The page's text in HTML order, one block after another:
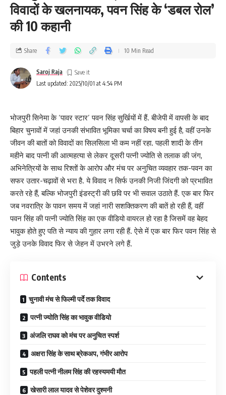
विवादों के खलनायक, पवन सिंह के ‘डबल रोल’
की 10 कहानी
Last updated: 2025/10/01 at 4:54 PM
Saroj Raja
Share 10 Min Read
भोजपुरी सिनेमा के ‘पावर स्टार’ पवन सिंह सुर्खियों में हैं. बीजेपी में वापसी के बाद
बिहार चुनावों में जहां उनकी संभावित भूमिका चर्चा का विषय बनी हुई है, वहीं उनके
जीवन की बातों को विवादों का सिलसिला भी कम नहीं रहा. पहली शादी के तीन
महीने बाद पत्नी की आत्महत्या से लेकर दूसरी पत्नी ज्योति से तलाक की जंग,
अभिनेत्रियों के साथ रिश्तों के आरोप और मंच पर अनुचित व्यवहार तक-पवन का
सफर उतार-चढ़ावों से भरा है. ये विवाद न सिर्फ उनकी निजी जिंदगी को प्रभावित
करते रहे हैं, बल्कि भोजपुरी इंडस्ट्री की छवि पर भी सवाल उठाते हैं. एक बार फिर
जब नवरात्रि के पावन समय में जहां नारी सशक्तिकरण की बातें हो रही हैं, वहीं
पवन सिंह की पत्नी ज्योति सिंह का एक वीडियो वायरल हो रहा है जिसमें वह बेहद
भावुक होते हुए पति से न्याय की गुहार लगा रही हैं. ऐसे में एक बार फिर पवन सिंह से
जुड़े उनके विवाद फिर से जेहन में उभरने लगे हैं.
Contents
चुनावी मंच से फिल्मी पर्दे तक विवाद
पत्नी ज्योति सिंह का भावुक वीडियो
अंजलि राघव को मंच पर अनुचित स्पर्श
अक्षरा सिंह के साथ ब्रेकअप, गंभीर आरोप
पहली पत्नी नीलम सिंह की रहस्यमयी मौत
खेसारी लाल यादव से पेशेवर दुश्मनी